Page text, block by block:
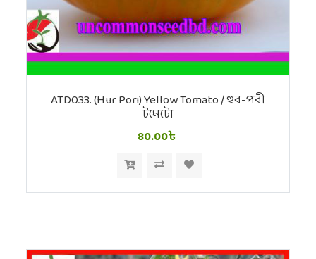
ATD033. (Hur Pori) Yellow Tomato / হুর-পরী
টমেটো
80.00৳